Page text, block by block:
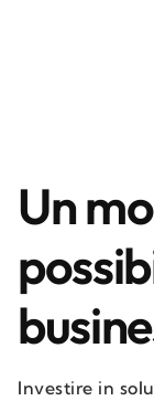
Un
Investire in